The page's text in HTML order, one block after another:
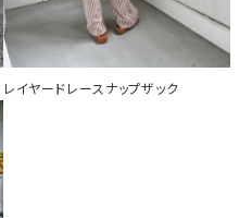
レイヤードレースナップザック